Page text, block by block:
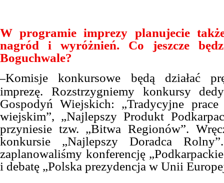
W programie imprezy planujecie
nagród i wyróżnień. Co jeszcze
Boguchwale?
–Komisje konkursowe będą działać
imprezę. Rozstrzygniemy konkursy
Gospodyń Wiejskich: „Tradycyjne
wiejskim”, „Najlepszy Produkt
przyniesie tzw. „Bitwa Regionów”.
konkursie „Najlepszy Doradca
zaplanowaliśmy konferencję
i debatę „Polska prezydencja w Unii